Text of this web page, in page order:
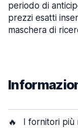
periodo di
prezzi esatti
maschera di
🔥 I fornitori più